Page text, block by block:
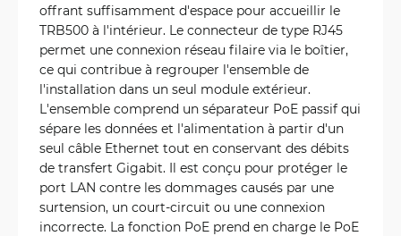
offrant suffisamment d'espace pour accueillir le
TRB500 à l'intérieur. Le connecteur de type RJ45
permet une connexion réseau filaire via le boîtier,
ce qui contribue à regrouper l'ensemble de
l'installation dans un seul module extérieur.
L'ensemble comprend un séparateur PoE passif qui
sépare les données et l'alimentation à partir d'un
seul câble Ethernet tout en conservant des débits
de transfert Gigabit. Il est conçu pour protéger le
port LAN contre les dommages causés par une
surtension, un court-circuit ou une connexion
incorrecte. La fonction PoE prend en charge le PoE